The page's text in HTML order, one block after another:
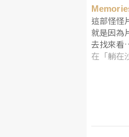
這部怪怪
就是因為
去找來看
在「躺在